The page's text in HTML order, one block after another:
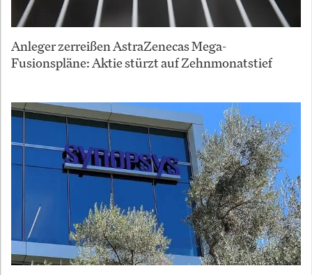
Anleger zerreißen AstraZenecas Mega-
Fusionspläne: Aktie stürzt auf Zehnmonatstief